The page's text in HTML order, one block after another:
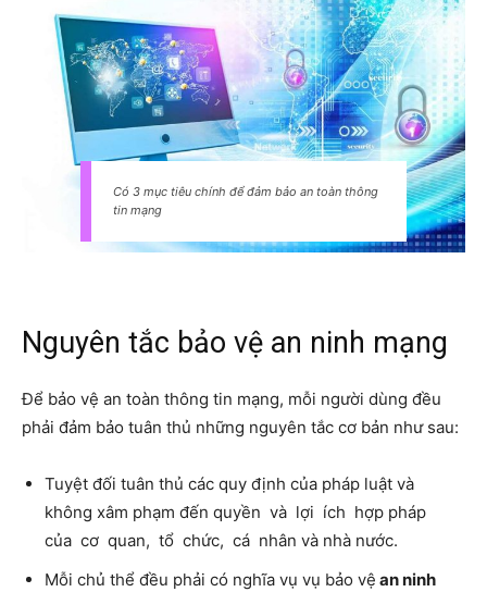
Có 3 mục tiêu chính để đảm bảo an toàn thông
tin mạng
Nguyên tắc bảo vệ an ninh mạng
Để bảo vệ an toàn thông tin mạng, mỗi người dùng đều
phải đảm bảo tuân thủ những nguyên tắc cơ bản như sau:
Tuyệt đối tuân thủ các quy định của pháp luật và
không xâm phạm đến quyền và lợi ích hợp pháp
của cơ quan, tổ chức, cá nhân và nhà nước.
Mỗi chủ thể đều phải có nghĩa vụ vụ bảo vệ an ninh